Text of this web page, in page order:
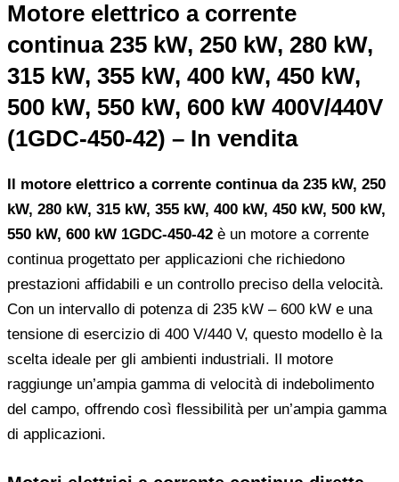
Motore elettrico a corrente
continua 235 kW, 250 kW, 280 kW,
315 kW, 355 kW, 400 kW, 450 kW,
500 kW, 550 kW, 600 kW 400V/440V
(1GDC-450-42) – In vendita
Il motore elettrico a corrente continua da 235 kW, 250
kW, 280 kW, 315 kW, 355 kW, 400 kW, 450 kW, 500 kW,
550 kW, 600 kW 1GDC-450-42 è un motore a corrente
continua progettato per applicazioni che richiedono
prestazioni affidabili e un controllo preciso della velocità.
Con un intervallo di potenza di 235 kW – 600 kW e una
tensione di esercizio di 400 V/440 V, questo modello è la
scelta ideale per gli ambienti industriali. Il motore
raggiunge un’ampia gamma di velocità di indebolimento
del campo, offrendo così flessibilità per un’ampia gamma
di applicazioni.